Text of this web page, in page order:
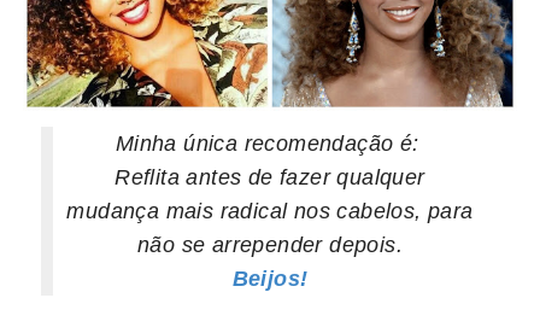
Minha única recomendação é:
Reflita antes de fazer qualquer
mudança mais radical nos cabelos, para
não se arrepender depois.
Beijos!